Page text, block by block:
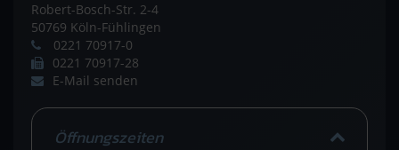
Robert-Bosch-Str. 2-4
50769 Köln-Fühlingen
0221 70917-0
0221 70917-28
E-Mail senden
Öffnungszeiten